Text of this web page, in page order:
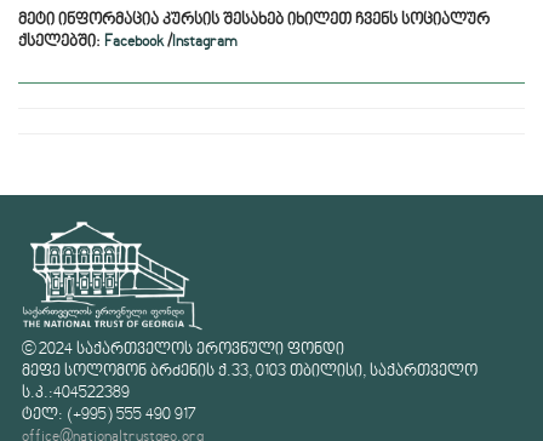
მეტი ინფორმაცია კურსის შესახებ იხილეთ ჩვენს სოციალურ
ქსელებში: Facebook /Instagram
© 2024 საქართველოს ეროვნული ფონდი
მეფე სოლომონ ბრძენის ქ.33, 0103 თბილისი, საქართველო
ს.კ.:404522389
ტელ: (+995) 555 490 917
office@nationaltrustgeo.org